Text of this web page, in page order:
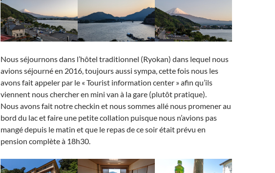
Nous séjournons dans l’hôtel traditionnel (Ryokan) dans lequel nous
avions séjourné en 2016, toujours aussi sympa, cette fois nous les
avons fait appeler par le « Tourist information center » afin qu’ils
viennent nous chercher en mini van à la gare (plutôt pratique).
Nous avons fait notre checkin et nous sommes allé nous promener au
bord du lac et faire une petite collation puisque nous n’avions pas
mangé depuis le matin et que le repas de ce soir était prévu en
pension complète à 18h30.